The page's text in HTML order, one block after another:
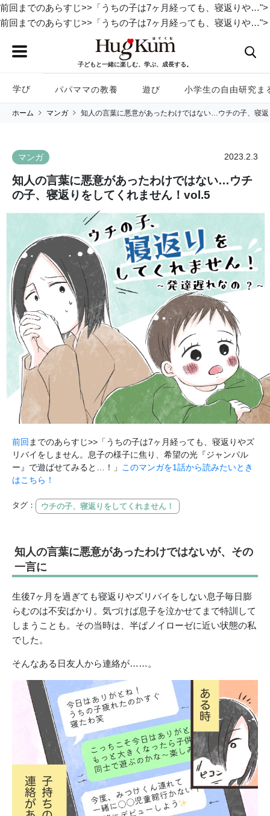
前回までのあらすじ>>「うちの子は7ヶ月経っても、寝返りや…">
前回までのあらすじ>>「うちの子は7ヶ月経っても、寝返りや…">
子どもと一緒に楽しむ、学ぶ、成長する。
学び パパママの教養 遊び 小学生の自由研究ま
ホーム マンガ 知人の言葉に悪意があったわけではない…ウチの子、寝
マンガ 2023.2.3
知人の言葉に悪意があったわけではない…ウチ
の子、寝返りをしてくれません！vol.5
前回 までのあらすじ>>「うちの子は7ヶ月経っても、寝返りやズ
リバイをしません。息子の様子に焦り、希望の光『ジャンパル
ー』で遊ばせてみると…！」
このマンガを1話から読みたいとき
はこちら！
タグ： ウチの子、寝返りをしてくれません！
知人の言葉に悪意があったわけではないが、その
一言に
生後7ヶ月を過ぎても寝返りやズリバイをしない息子毎日膨
らむのは不安ばかり。気づけば息子を泣かせてまで特訓して
しまうことも。その当時は、半ばノイローゼに近い状態の私
でした。
そんなある日友人から連絡が……。